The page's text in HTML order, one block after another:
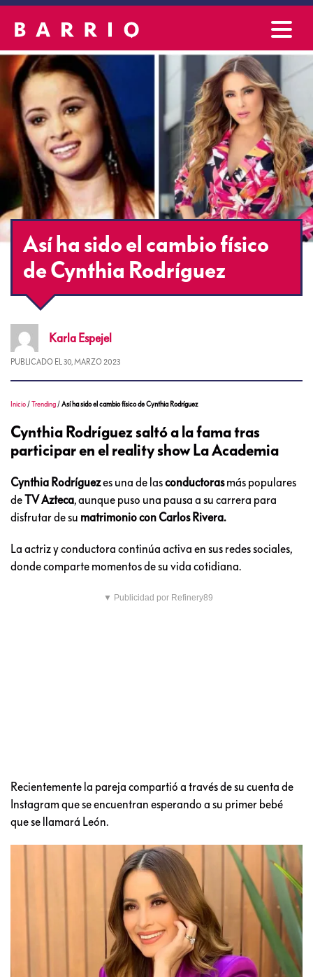
Así ha sido el cambio físico
de Cynthia Rodríguez
Karla Espejel
PUBLICADO EL 30, MARZO 2023
Inicio /Trending /Así ha sido el cambio físico de Cynthia Rodríguez
Cynthia Rodríguez saltó a la fama tras
participar en el reality show La Academia
Cynthia Rodríguezes una de lasconductorasmás populares
deTV Azteca, aunque puso una pausa a su carrera para
disfrutar de su matrimonio con Carlos Rivera.
La actriz y conductora continúa activa en sus redes sociales,
donde comparte momentos de su vida cotidiana.
▼ Publicidad por Refinery89
Recientemente la pareja compartió a través de su cuenta de
Instagram que se encuentran esperando a su primer bebé
que se llamará León.